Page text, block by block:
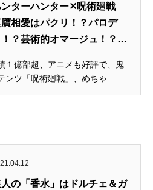
ンターハンター✕呪術廻戦
相愛はパクリ！？パロデ
！？芸術的オマージュ！？
１億部超、アニメも好評で、鬼
ツ「呪術廻戦」、めちゃ...
の「香水」はドルチェ＆ガ